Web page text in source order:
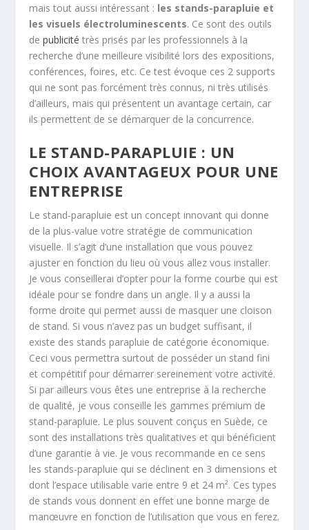
mais tout aussi intéressant : les stands-parapluie et
les visuels électroluminescents. Ce sont des outils
depublicité très prisés par les professionnels à la
recherche d’une meilleure visibilité lors des expositions,
conférences, foires, etc. Ce test évoque ces 2 supports
qui ne sont pas forcément très connus, ni très utilisés
d’ailleurs, mais qui présentent un avantage certain, car
ils permettent de se démarquer de la concurrence.
LE STAND-PARAPLUIE : UN
CHOIX AVANTAGEUX POUR UNE
ENTREPRISE
Le stand-parapluie est un concept innovant qui donne
de la plus-value votre stratégie de communication
visuelle. Il s’agit d’une installation que vous pouvez
ajuster en fonction du lieu où vous allez vous installer.
Je vous conseillerai d’opter pour la forme courbe qui est
idéale pour se fondre dans un angle. Il y a aussi la
forme droite qui permet aussi de masquer une cloison
de stand. Si vous n’avez pas un budget suffisant, il
existe des stands parapluie de catégorie économique.
Ceci vous permettra surtout de posséder un stand fini
et compétitif pour démarrer sereinement votre activité.
Si par ailleurs vous êtes une entreprise à la recherche
de qualité, je vous conseille les gammes prémium de
stand-parapluie. Le plus souvent conçus en Suède, ce
sont des installations très qualitatives et qui bénéficient
d’une garantie à vie. Je vous recommande en ce sens
les stands-parapluie qui se déclinent en 3 dimensions et
dont l’espace utilisable varie entre 9 et 24 m². Ces types
de stands vous donnent en effet une bonne marge de
manœuvre en fonction de l’utilisation que vous en ferez.